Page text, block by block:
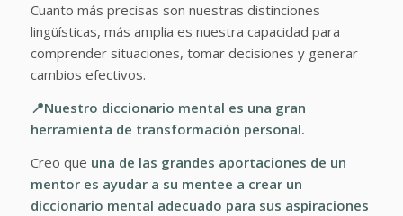
Cuanto más precisas son nuestras distinciones
lingüísticas, más amplia es nuestra capacidad para
comprender situaciones, tomar decisiones y generar
cambios efectivos.
📍Nuestro diccionario mental es una gran
herramienta de transformación personal.
Creo que una de las grandes aportaciones de un
mentor es ayudar a su mentee a crear un
diccionario mental adecuado para sus aspiraciones